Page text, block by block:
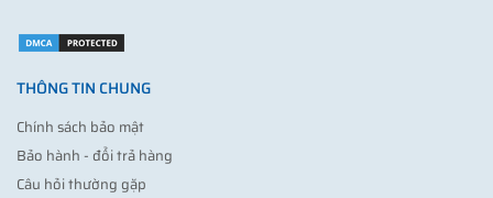
THÔNG TIN CHUNG
Chính sách bảo mật
Bảo hành - đổi trả hàng
Câu hỏi thường gặp